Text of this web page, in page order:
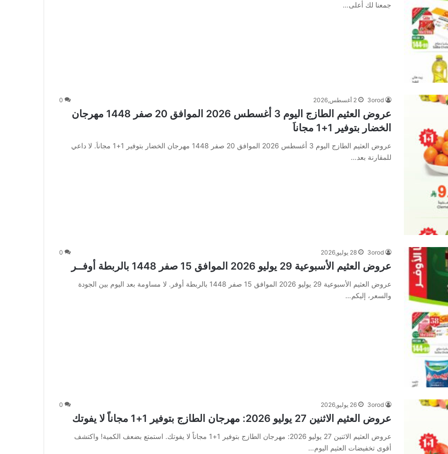
جمعنا لك أعلى…
3orod 2 أغسطس,2026 0
عروض العثيم الطازج اليوم 3 أغسطس 2026 الموافق 20 صفر 1448 مهرجان
الخضار بتوفير 1+1 مجاناَ
عروض العثيم الطازج اليوم 3 أغسطس 2026 الموافق 20 صفر 1448 مهرجان الخضار بتوفير 1+1 مجاناَ. لا داعي
للمقارنة بعد…
3orod 28 يوليو,2026 0
عروض العثيم الأسبوعية 29 يوليو 2026 الموافق 15 صفر 1448 بالربطة أوفــر
عروض العثيم الأسبوعية 29 يوليو 2026 الموافق 15 صفر 1448 بالربطة أوفر. لا مساومة بعد اليوم بين الجودة
والسعر، إليكم…
3orod 26 يوليو,2026 0
عروض العثيم الاثنين 27 يوليو 2026: مهرجان الطازج بتوفير 1+1 مجاناً لا يفوتك
عروض العثيم الاثنين 27 يوليو 2026: مهرجان الطازج بتوفير 1+1 مجاناً لا يفوتك. استمتع بضعف الكمية! واكتشف
أقوى تخفيضات العثيم اليوم…